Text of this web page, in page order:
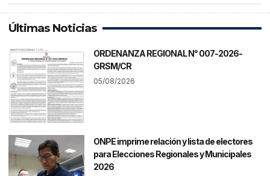
Últimas Noticias
ORDENANZA REGIONAL N° 007-2026-
GRSM/CR
05/08/2026
ONPE imprime relación y lista de electores
para Elecciones Regionales y Municipales
2026